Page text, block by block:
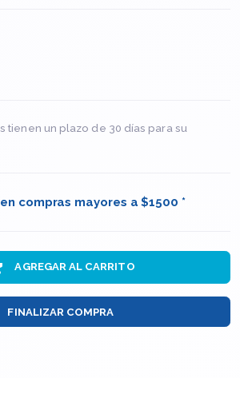
tienen un plazo de 30 días para su
compras mayores a $1500 *
AGREGAR AL CARRITO
FINALIZAR COMPRA